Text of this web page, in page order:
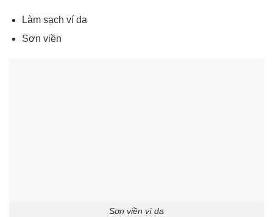
Làm sạch ví da
Sơn viền
Sơn viền ví da